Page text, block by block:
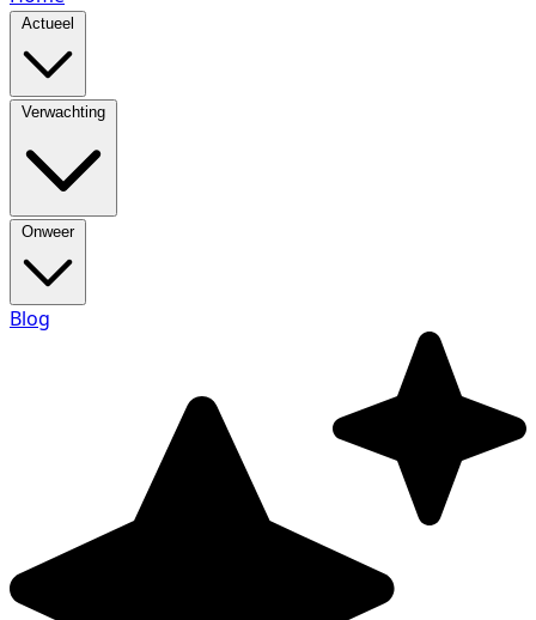
Actueel
Verwachting
Onweer
Blog